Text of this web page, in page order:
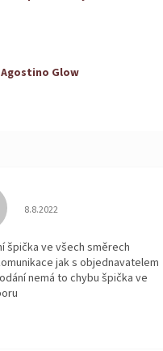
Glow
Hodnocení obchodu je 5 z 5
8.8.2022
špička ve všech směrech
jak s objednavatelem
nemá to chybu špička ve